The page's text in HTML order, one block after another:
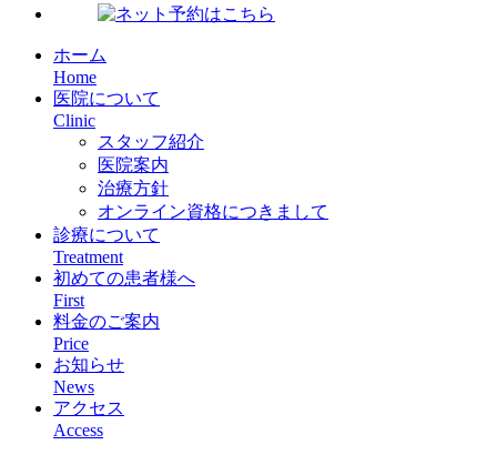
ホーム
Home
医院について
Clinic
スタッフ紹介
医院案内
治療方針
オンライン資格につきまして
診療について
Treatment
初めての患者様へ
First
料金のご案内
Price
お知らせ
News
アクセス
Access